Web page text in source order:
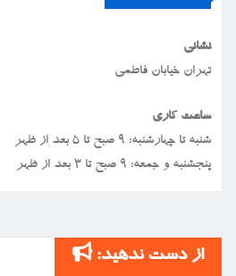
نشانی
تهران خیابان فاطمی
ساعت کاری
شنبه تا چهارشنبه: ۹ صبح تا ۵ بعد از ظهر
پنجشنبه و جمعه: ۹ صبح تا ۳ بعد از ظهر
از دست ندهید: